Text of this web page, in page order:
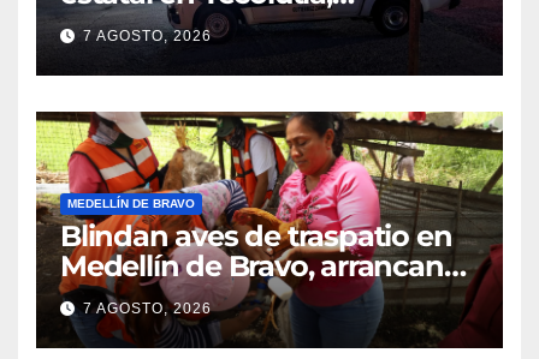
despliegan operativo para
localizarlo
7 AGOSTO, 2026
MEDELLÍN DE BRAVO
Blindan aves de traspatio en
Medellín de Bravo, arrancan
vacunación masiva contra el
Newcastle
7 AGOSTO, 2026